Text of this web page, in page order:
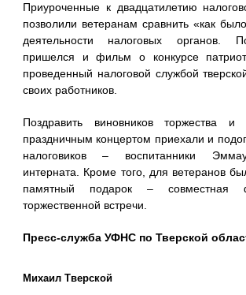
Приуроченные к двадцатилетию
позволили ветеранам сравнить «как
деятельности налоговых органов.
пришелся и фильм о конкурсе
проведенный налоговой службой
своих работников.
Поздравить виновников торжества и
праздничным концертом приехали и
налоговиков – воспитанники
интерната. Кроме того, для ветеранов
памятный подарок – совместная
торжественной встречи.
Пресс-служба УФНС по Тверской
Михаил Тверской